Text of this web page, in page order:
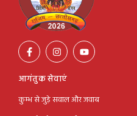
आगंतुक सेवाएं
कुम्भ से जुड़े सवाल और जवाब